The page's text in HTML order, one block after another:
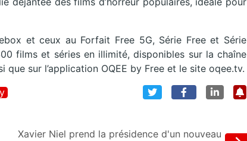
et ceux au Forfait Free 5G, Série Free et Série
films et séries en illimité, disponibles sur la chaîne
que sur l’application OQEE by Free et le site oqee.tv.
Xavier Niel prend la présidence d'un nouveau